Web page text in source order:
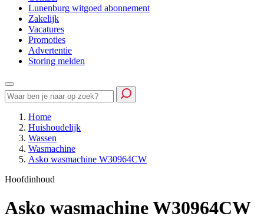
Lunenburg witgoed abonnement
Zakelijk
Vacatures
Promoties
Advertentie
Storing melden
Home
Huishoudelijk
Wassen
Wasmachine
Asko wasmachine W30964CW
Hoofdinhoud
Asko wasmachine W30964CW